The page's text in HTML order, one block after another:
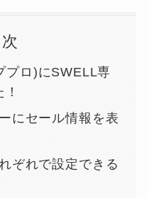
プロ)にSWELL専
にセール情報を表
ぞれで設定できる